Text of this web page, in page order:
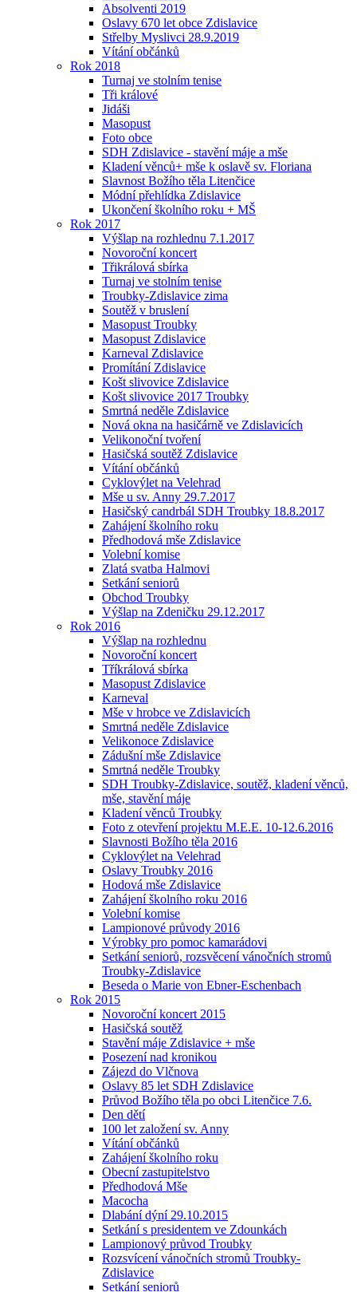
Absolventi 2019
Oslavy 670 let obce Zdislavice
Střelby Myslivci 28.9.2019
Vítání občánků
Rok 2018
Turnaj ve stolním tenise
Tři králové
Jidáši
Masopust
Foto obce
SDH Zdislavice - stavění máje a mše
Kladení věnců+ mše k oslavě sv. Floriana
Slavnost Božího těla Litenčice
Módní přehlídka Zdislavice
Ukončení školního roku + MŠ
Rok 2017
Výšlap na rozhlednu 7.1.2017
Novoroční koncert
Třikrálová sbírka
Turnaj ve stolním tenise
Troubky-Zdislavice zima
Soutěž v bruslení
Masopust Troubky
Masopust Zdislavice
Karneval Zdislavice
Promítání Zdislavice
Košt slivovice Zdislavice
Košt slivovice 2017 Troubky
Smrtná neděle Zdislavice
Nová okna na hasičárně ve Zdislavicích
Velikonoční tvoření
Hasičská soutěž Zdislavice
Vítání občánků
Cyklovýlet na Velehrad
Mše u sv. Anny 29.7.2017
Hasičský candrbál SDH Troubky 18.8.2017
Zahájení školního roku
Předhodová mše Zdislavice
Volební komise
Zlatá svatba Halmovi
Setkání seniorů
Obchod Troubky
Výšlap na Zdeničku 29.12.2017
Rok 2016
Výšlap na rozhlednu
Novoroční koncert
Tříkrálová sbírka
Masopust Zdislavice
Karneval
Mše v hrobce ve Zdislavicích
Smrtná neděle Zdislavice
Velikonoce Zdislavice
Zádušní mše Zdislavice
Smrtná neděle Troubky
SDH Troubky-Zdislavice, soutěž, kladení věnců,
mše, stavění máje
Kladení věnců Troubky
Foto z otevření projektu M.E.E. 10-12.6.2016
Slavnosti Božího těla 2016
Cyklovýlet na Velehrad
Oslavy Troubky 2016
Hodová mše Zdislavice
Zahájení školního roku 2016
Volební komise
Lampionové průvody 2016
Výrobky pro pomoc kamarádovi
Setkání seniorů, rozsvěcení vánočních stromů
Troubky-Zdislavice
Beseda o Marie von Ebner-Eschenbach
Rok 2015
Novoroční koncert 2015
Hasičská soutěž
Stavění máje Zdislavice + mše
Posezení nad kronikou
Zájezd do Vlčnova
Oslavy 85 let SDH Zdislavice
Průvod Božího těla po obci Litenčice 7.6.
Den dětí
100 let založení sv. Anny
Vítání občánků
Zahájení školního roku
Obecní zastupitelstvo
Předhodová Mše
Macocha
Dlabání dýní 29.10.2015
Setkání s presidentem ve Zdounkách
Lampionový průvod Troubky
Rozsvícení vánočních stromů Troubky-
Zdislavice
Setkání seniorů